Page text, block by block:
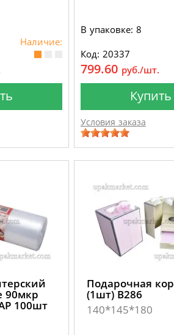
Наличие:
В упаковке: 8
Код: 20337
799.60 руб./шт.
Купить
Условия заказа
90мкр
100шт
Подарочная
(1шт) В286
140*145*180